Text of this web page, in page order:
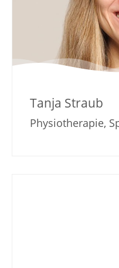
Tanja Straub
Physiotherapie,